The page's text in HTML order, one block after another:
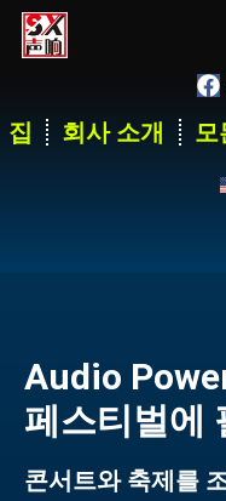
집 회사 소개 모
Audio
페스티벌에
콘서트와 축제를